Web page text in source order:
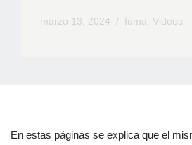
marzo 13, 2024 Iuma, Videos
En estas páginas se explica que el